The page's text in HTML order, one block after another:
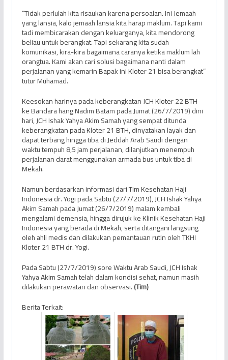
“Tidak perlulah kita risaukan karena persoalan. Ini Jemaah
yang lansia, kalo jemaah lansia kita harap maklum. Tapi kami
tadi membicarakan dengan keluarganya, kita mendorong
beliau untuk berangkat. Tapi sekarang kita sudah
komunikasi, kira-kira bagaimana caranya ketika maklum lah
orangtua. Kami akan cari solusi bagaimana nanti dalam
perjalanan yang kemarin Bapak ini Kloter 21 bisa berangkat”
tutur Muhamad.
Keesokan harinya pada keberangkatan JCH Kloter 22 BTH
ke Bandara hang Nadim Batam pada Jumat (26/7/2019) dini
hari, JCH Ishak Yahya Akim Samah yang sempat ditunda
keberangkatan pada Kloter 21 BTH, dinyatakan layak dan
dapat terbang hingga tiba di Jeddah Arab Saudi dengan
waktu tempuh 8,5 jam perjalanan, dilanjutkan menempuh
perjalanan darat menggunakan armada bus untuk tiba di
Mekah.
Namun berdasarkan informasi dari Tim Kesehatan Haji
Indonesia dr. Yogi pada Sabtu (27/7/2019), JCH Ishak Yahya
Akim Samah pada Jumat (26/7/2019) malam kembali
mengalami demensia, hingga dirujuk ke Klinik Kesehatan Haji
Indonesia yang berada di Mekah, serta ditangani langsung
oleh ahli medis dan dilakukan pemantauan rutin oleh TKHI
Kloter 21 BTH dr. Yogi.
Pada Sabtu (27/7/2019) sore Waktu Arab Saudi, JCH Ishak
Yahya Akim Samah telah dalam kondisi sehat, namun masih
dilakukan perawatan dan observasi.(Tim)
Berita Terkait: